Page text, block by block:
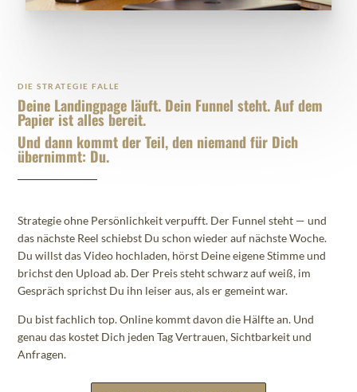
DIE STRATEGIE FALLE
Deine Landingpage läuft. Dein Funnel steht. Auf dem
Papier ist alles bereit.
Und dann kommt der Teil, den niemand für Dich
übernimmt: Du.
Strategie ohne Persönlichkeit verpufft. Der Funnel steht — und
das nächste Reel schiebst Du schon wieder auf nächste Woche.
Du willst das Video hochladen, hörst Deine eigene Stimme und
brichst den Upload ab. Der Preis steht schwarz auf weiß, im
Gespräch sprichst Du ihn leiser aus, als er gemeint war.
Du bist fachlich top. Online kommt davon die Hälfte an. Und
genau das kostet Dich jeden Tag Vertrauen, Sichtbarkeit und
Anfragen.